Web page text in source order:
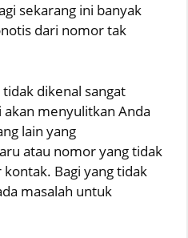
sekarang ini banyak
dari nomor tak
dikenal sangat
menyulitkan Anda
lain yang
atau nomor yang tidak
Bagi yang tidak
masalah untuk